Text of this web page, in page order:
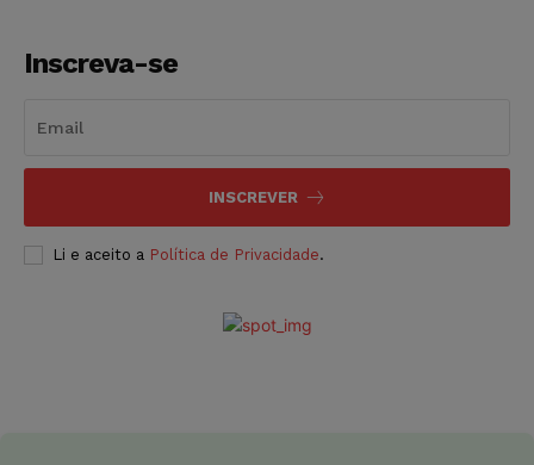
Inscreva-se
INSCREVER
Li e aceito a Política de Privacidade.